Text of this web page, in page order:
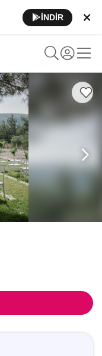
İNDİR